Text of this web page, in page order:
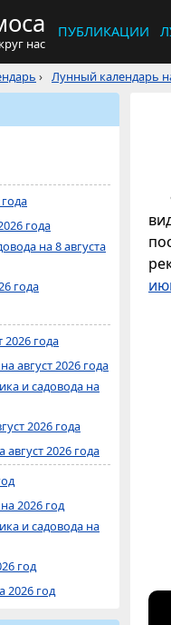
нас
ПУБЛИКАЦИИ
› Лунный календарь
года
на 8 августа
года
года
август 2026 года
и садовода на
2026 года
2026 года
2026 год
и садовода на
год
2026 год